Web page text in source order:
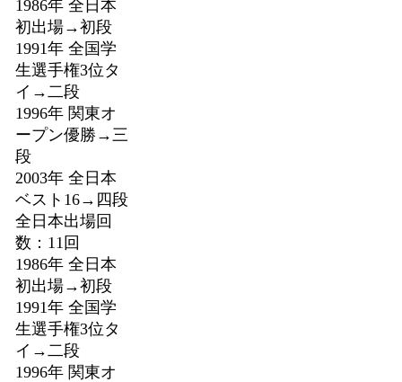
1986年 全日本
初出場→初段
1991年 全国学
生選手権3位タ
イ→二段
1996年 関東オ
ープン優勝→三
段
2003年 全日本
ベスト16→四段
全日本出場回
数：11回
1986年 全日本
初出場→初段
1991年 全国学
生選手権3位タ
イ→二段
1996年 関東オ